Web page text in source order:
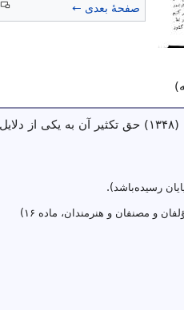
صفحهٔ بعدی ←
(۱۳۴۸) حق تکثیر آن به یکی از
رسیده‌باشد).
و مصنفان و هنرمندان، ماده ۱۶)